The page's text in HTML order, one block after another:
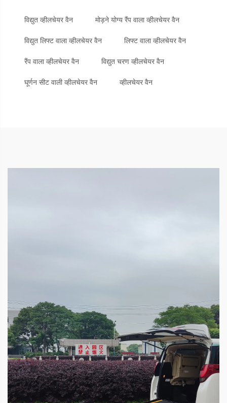
विद्युत व्हीलचेयर वैन मोड़ने योग्य रैंप वाला व्हीलचेयर वैन
विद्युत लिफ्ट वाला व्हीलचेयर वैन लिफ्ट वाला व्हीलचेयर वैन
रैंप वाला व्हीलचेयर वैन विद्युत चरण व्हीलचेयर वैन
घूर्णन सीट वाली व्हीलचेयर वैन व्हीलचेयर वैन